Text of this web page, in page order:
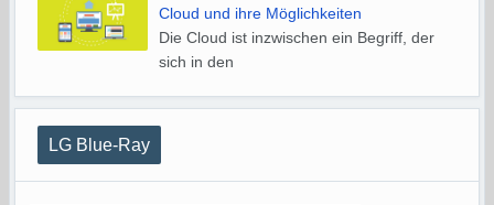
Cloud und ihre Möglichkeiten
Die Cloud ist inzwischen ein Begriff, der
sich in den
LG Blue-Ray